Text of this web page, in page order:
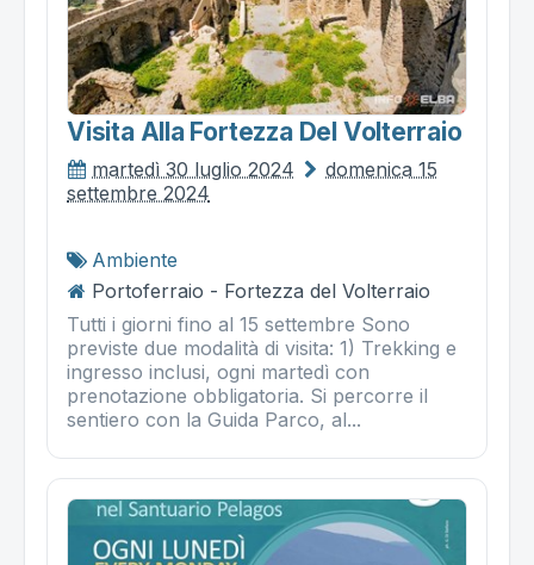
Visita Alla Fortezza Del Volterraio
martedì 30 luglio 2024
domenica 15
settembre 2024
Ambiente
Portoferraio - Fortezza del Volterraio
Tutti i giorni fino al 15 settembre Sono
previste due modalità di visita: 1) Trekking e
ingresso inclusi, ogni martedì con
prenotazione obbligatoria. Si percorre il
sentiero con la Guida Parco, al...